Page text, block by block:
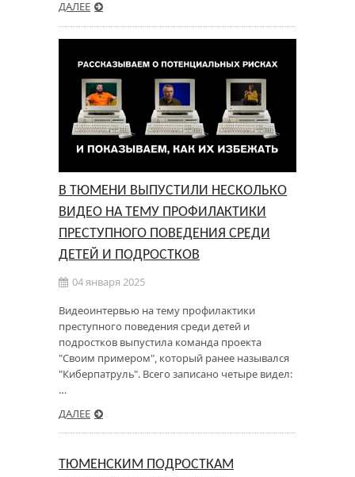
ДАЛЕЕ
В ТЮМЕНИ ВЫПУСТИЛИ НЕСКОЛЬКО
ВИДЕО НА ТЕМУ ПРОФИЛАКТИКИ
ПРЕСТУПНОГО ПОВЕДЕНИЯ СРЕДИ
ДЕТЕЙ И ПОДРОСТКОВ
04 января 2025
Видеоинтервью на тему профилактики
преступного поведения среди детей и
подростков выпустила команда проекта
"Своим примером", который ранее назывался
"Киберпатруль". Всего записано четыре видел:
…
ДАЛЕЕ
ТЮМЕНСКИМ ПОДРОСТКАМ